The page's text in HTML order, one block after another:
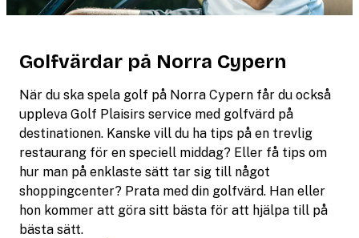
Golfvärdar på Norra Cypern
När du ska spela golf på Norra Cypern får du också
uppleva Golf Plaisirs service med golfvärd på
destinationen. Kanske vill du ha tips på en trevlig
restaurang för en speciell middag? Eller få tips om
hur man på enklaste sätt tar sig till något
shoppingcenter? Prata med din golfvärd. Han eller
hon kommer att göra sitt bästa för att hjälpa till på
bästa sätt.